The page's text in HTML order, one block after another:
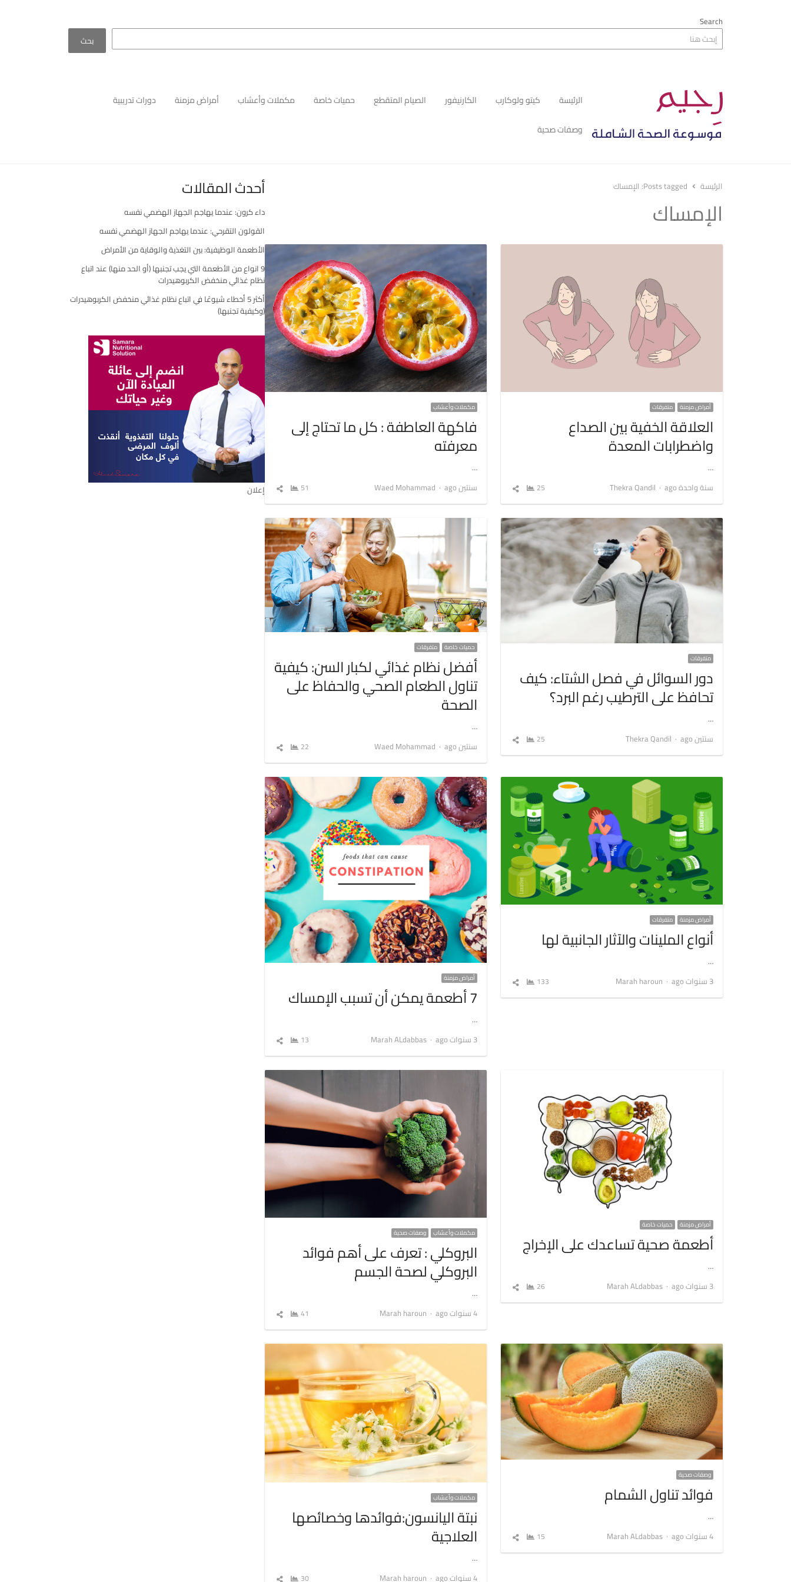
Search
بحث
الرئيسة كيتو ولوكارب الكارنيفور الصيام المتقطع حميات خاصة مكملات وأعشاب أمراض مزمنة
دورات تدريبية
وصفات صحية
الرئيسة Posts tagged: الإمساك
الإمساك
أمراض مزمنة متفرقات
العلاقة الخفية بين الصداع
واضطرابات المعدة
…
سنة واحدة ago
Author
Thekra Qandil
25
شارك
مكملات وأعشاب
فاكهة العاطفة : كل ما تحتاج إلى
معرفته
…
سنتين ago
Author
Waed Mohammad
51
شارك
متفرقات
دور السوائل في فصل الشتاء: كيف
تحافظ على الترطيب رغم البرد؟
…
سنتين ago
Author
Thekra Qandil
25
شارك
حميات خاصة متفرقات
أفضل نظام غذائي لكبار السن: كيفية
تناول الطعام الصحي والحفاظ على
الصحة
…
سنتين ago
Author
Waed Mohammad
22
شارك
أمراض مزمنة متفرقات
أنواع الملينات والآثار الجانبية لها
…
3 سنوات ago
Author
Marah haroun
133
شارك
أمراض مزمنة
7 أطعمة يمكن أن تسبب الإمساك
…
3 سنوات ago
Author
Marah ALdabbas
13
شارك
أمراض مزمنة حميات خاصة
أطعمة صحية تساعدك على الإخراج
…
3 سنوات ago
Author
Marah ALdabbas
26
شارك
مكملات وأعشاب وصفات صحية
البروكلي : تعرف على أهم فوائد
البروكلي لصحة الجسم
…
4 سنوات ago
Author
Marah haroun
41
شارك
وصفات صحية
فوائد تناول الشمام
…
4 سنوات ago
Author
Marah ALdabbas
15
شارك
مكملات وأعشاب
نبتة اليانسون:فوائدها وخصائصها
العلاجية
…
4 سنوات ago
Author
Marah haroun
30 شارك
أحدث المقالات
داء كرون: عندما يهاجم الجهاز الهضمي نفسه
القولون التقرحي: عندما يهاجم الجهاز الهضمي نفسه
الأطعمة الوظيفية: بين التغذية والوقاية من الأمراض
9 انواع من الأطعمة التي يجب تجنبها (أو الحد منها) عند اتباع
نظام غذائي منخفض الكربوهيدرات
أكثر 5 أخطاء شيوعًا في اتباع نظام غذائي منخفض الكربوهيدرات
(وكيفية تجنبها)
إعلان